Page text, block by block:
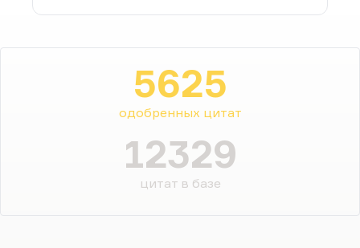
5625
одобренных цитат
12329
цитат в базе